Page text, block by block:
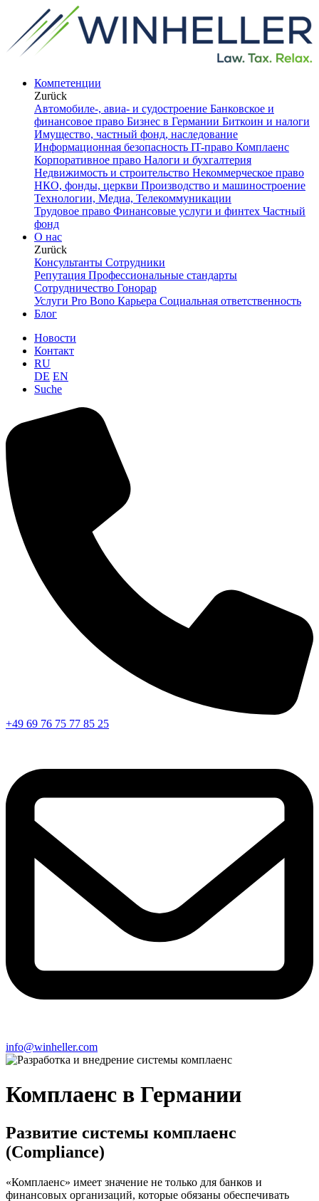
Компетенции
Zurück
Автомобиле-, авиа- и судостроение Банковское и
финансовое право Бизнес в Германии Биткоин и налоги
Имущество, частный фонд, наследование
Информационная безопасность IT-право Комплаенс
Корпоративное право Налоги и бухгалтерия
Недвижимость и строительство Некоммерческое право
НКО, фонды, церкви Производство и машиностроение
Технологии, Медиа, Телекоммуникации
Трудовое право Финансовые услуги и финтех Частный
фонд
О нас
Zurück
Консультанты Сотрудники
Репутация Профессиональные стандарты
Сотрудничество Гонорар
Услуги Pro Bono Карьера Социальная ответственность
Блог
Новости
Контакт
RU
DE EN
Suche
+49 69 76 75 77 85 25
info@winheller.com
Комплаенс в Германии
Развитие системы комплаенс
(Compliance)
«Комплаенс» имеет значение не только для банков и
финансовых организаций, которые обязаны обеспечивать